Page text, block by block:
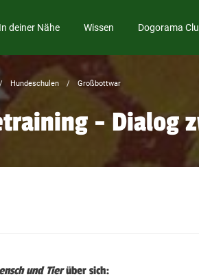
In deiner Nähe Wissen Dogorama
Hundeschulen Großbottwar
- Dialog
und Tierüber sich: